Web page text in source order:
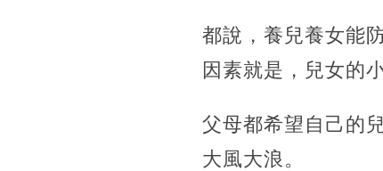
都說，養兒養女能
因素就是，兒女的
父母都希望自己的
大風大浪。